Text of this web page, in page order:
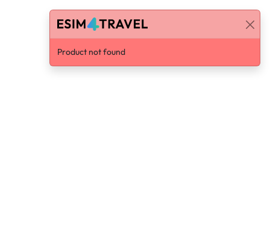
Product not found